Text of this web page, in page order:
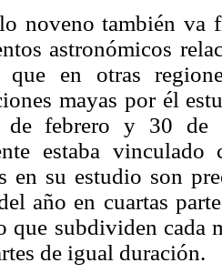
noveno también va
astronómicos
en otras
mayas por él
de febrero y 30 de
estaba
en su estudio son
año en cuartas
que subdividen cada
de igual duración.